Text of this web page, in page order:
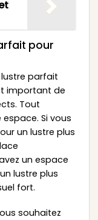
pour
lustre parfait
important de
Tout
Si vous
un lustre plus
un espace
lustre plus
fort.
souhaitez